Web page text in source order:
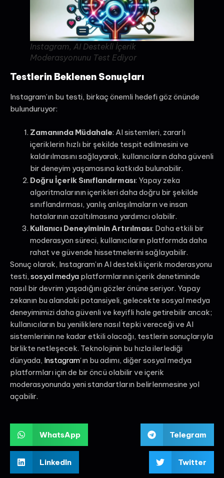
Instagram, AI Destekli İçerik
Moderasyonunu Test Ediyor
Testlerin Beklenen Sonuçları
Instagram’ın bu testi, birkaç önemli hedefi göz önünde
bulunduruyor:
Zamanında Müdahale: AI sistemleri, zararlı
içeriklerin hızlı bir şekilde tespit edilmesini ve
kaldırılmasını sağlayarak, kullanıcıların daha güvenli
bir deneyim yaşamasına katkıda bulunabilir.
Doğru İçerik Sınıflandırması: Yapay zeka
algoritmalarının içerikleri daha doğru bir şekilde
sınıflandırması, yanlış anlaşılmaların ve insan
hatalarının azaltılmasına yardımcı olabilir.
Kullanıcı Deneyiminin Artırılması: Daha etkili bir
moderasyon süreci, kullanıcıların platformda daha
rahat ve güvende hissetmelerini sağlayabilir.
Sonuç olarak, Instagram’ın AI destekli içerik moderasyonu
testi, sosyal medya platformlarının içerik denetiminde
nasıl bir devrim yaşadığını gözler önüne seriyor. Yapay
zekanın bu alandaki potansiyeli, gelecekte sosyal medya
deneyimimizi daha güvenli ve keyifli hale getirebilir ancak;
kullanıcıların bu yeniliklere nasıl tepki vereceği ve AI
sistemlerinin ne kadar etkili olacağı, testlerin sonuçlarıyla
birlikte netleşecek. Teknolojinin bu hızla ilerlediği
dünyada, Instagram‘ın bu adımı, diğer sosyal medya
platformları için de bir öncü olabilir ve içerik
moderasyonunda yeni standartların belirlenmesine yol
açabilir.
WhatsApp Telegram
LinkedIn Twitter